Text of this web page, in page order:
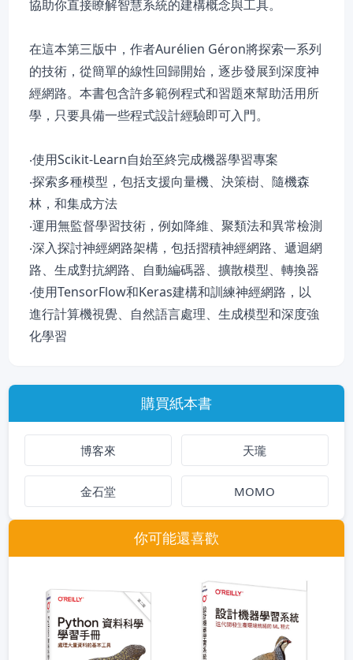
協助你直接瞭解智慧系統的建構概念與工具。
在這本第三版中，作者Aurélien Géron將探索一系列
的技術，從簡單的線性回歸開始，逐步發展到深度神
經網路。本書包含許多範例程式和習題來幫助活用所
學，只要具備一些程式設計經驗即可入門。
‧使用Scikit-Learn自始至終完成機器學習專案
‧探索多種模型，包括支援向量機、決策樹、隨機森
林，和集成方法
‧運用無監督學習技術，例如降維、聚類法和異常檢測
‧深入探討神經網路架構，包括摺積神經網路、遞迴網
路、生成對抗網路、自動編碼器、擴散模型、轉換器
‧使用TensorFlow和Keras建構和訓練神經網路，以
進行計算機視覺、自然語言處理、生成模型和深度強
化學習
購買紙本書
博客來 天瓏
金石堂 MOMO
你可能還喜歡